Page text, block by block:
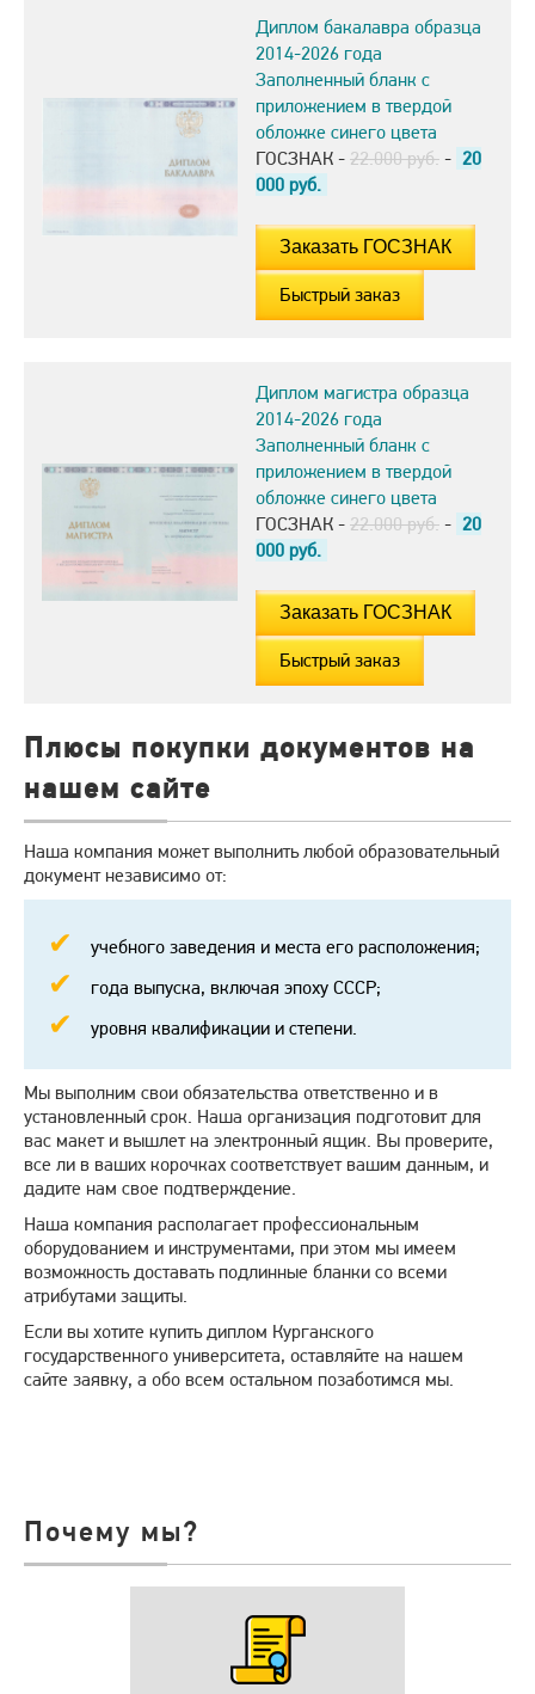
Диплом бакалавра образца
2014-2026 года
Заполненный бланк с
приложением в твердой
обложке синего цвета
ГОСЗНАК - 22.000 руб. - 20
000 руб.
Быстрый заказ
Диплом магистра образца
2014-2026 года
Заполненный бланк с
приложением в твердой
обложке синего цвета
ГОСЗНАК - 22.000 руб. - 20
000 руб.
Быстрый заказ
Плюсы покупки документов на
нашем сайте
Наша компания может выполнить любой образовательный
документ независимо от:
учебного заведения и места его расположения;
года выпуска, включая эпоху СССР;
уровня квалификации и степени.
Мы выполним свои обязательства ответственно и в
установленный срок. Наша организация подготовит для
вас макет и вышлет на электронный ящик. Вы проверите,
все ли в ваших корочках соответствует вашим данным, и
дадите нам свое подтверждение.
Наша компания располагает профессиональным
оборудованием и инструментами, при этом мы имеем
возможность доставать подлинные бланки со всеми
атрибутами защиты.
Если вы хотите купить диплом Курганского
государственного университета, оставляйте на нашем
сайте заявку, а обо всем остальном позаботимся мы.
Почему мы?